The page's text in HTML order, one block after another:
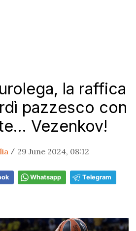
la raffica
pazzesco con
Vezenkov!
/ 29 June 2024, 08:12
Whatsapp Telegram